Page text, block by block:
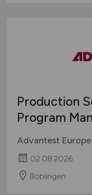
Production
Program
Advantest
02.08.2026
Böblingen